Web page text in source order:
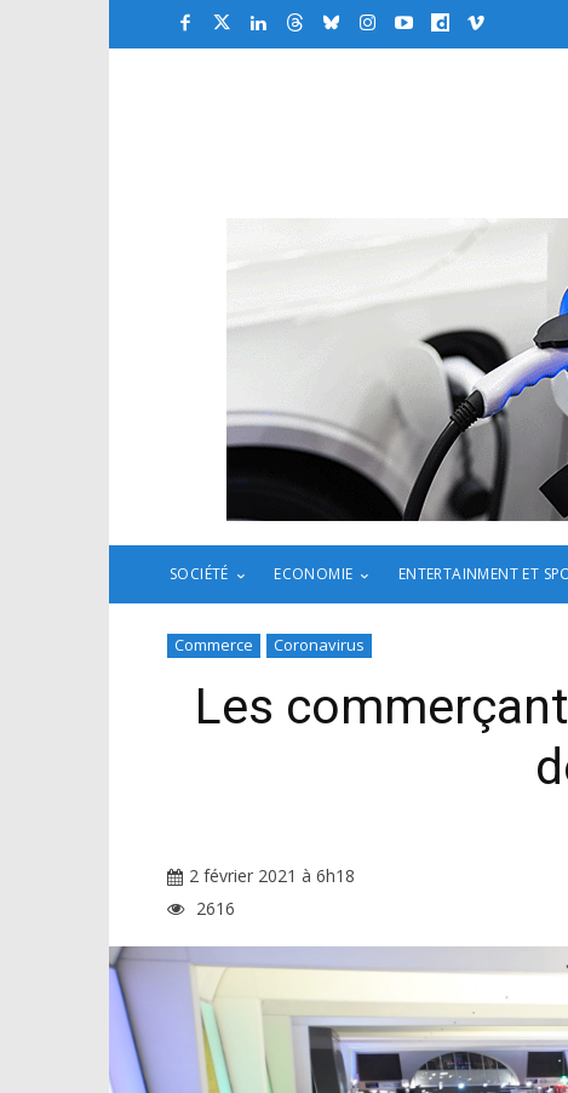
SOCIÉTÉ ECONOMIE ENTERTAINMENT ET
Commerce Coronavirus
Les
2 février 2021 à 6h18
2616